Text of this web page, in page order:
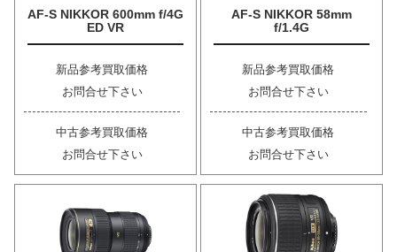
AF-S NIKKOR 600mm f/4G
ED VR
新品参考買取価格
お問合せ下さい
中古参考買取価格
お問合せ下さい
AF-S NIKKOR 58mm
f/1.4G
新品参考買取価格
お問合せ下さい
中古参考買取価格
お問合せ下さい